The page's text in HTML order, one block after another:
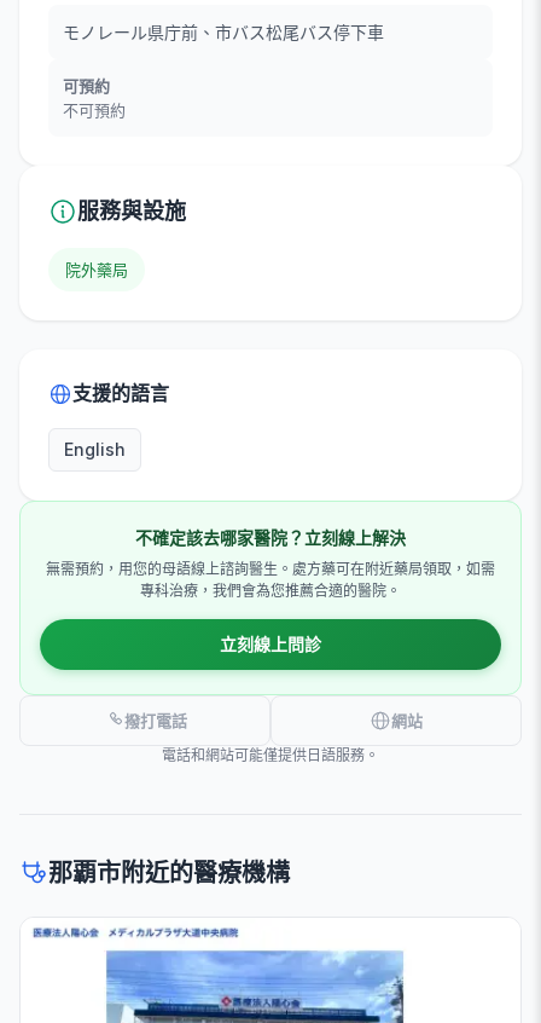
モノレール県庁前、市バス松尾バス停下車
可預約
不可預約
服務與設施
院外藥局
支援的語言
English
不確定該去哪家醫院？立刻線上解決
無需預約，用您的母語線上諮詢醫生。處方藥可在附近藥局領取，如需
專科治療，我們會為您推薦合適的醫院。
立刻線上問診
撥打電話 網站
電話和網站可能僅提供日語服務。
那覇市附近的醫療機構